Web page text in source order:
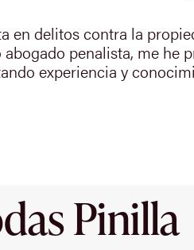
en delitos contra la
penalista, me he
experiencia y
Pinilla